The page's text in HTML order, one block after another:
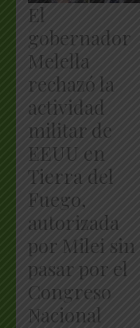
El
gobernador
Melella
rechazó la
actividad
militar de
EEUU en
Tierra del
Fuego,
autorizada
por Milei sin
pasar por el
Congreso
Nacional